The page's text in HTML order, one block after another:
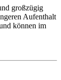
großzügig
Aufenthalt
können im